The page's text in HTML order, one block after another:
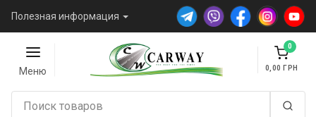
Полезная информация
Меню
0
0,00